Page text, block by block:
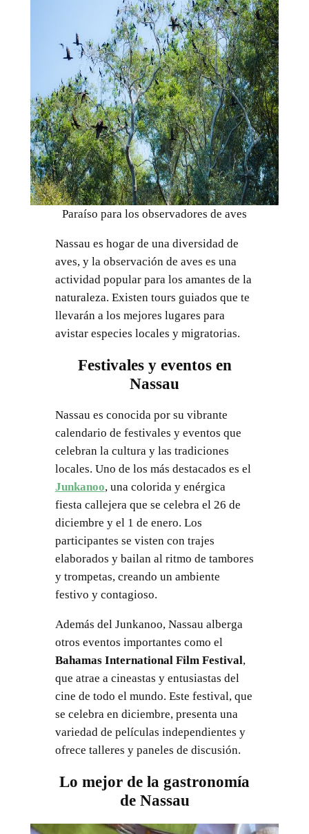
Paraíso para los observadores de aves
Nassau es hogar de una diversidad de
aves, y la observación de aves es una
actividad popular para los amantes de la
naturaleza. Existen tours guiados que te
llevarán a los mejores lugares para
avistar especies locales y migratorias.
Festivales y eventos en
Nassau
Nassau es conocida por su vibrante
calendario de festivales y eventos que
celebran la cultura y las tradiciones
locales. Uno de los más destacados es el
Junkanoo, una colorida y enérgica
fiesta callejera que se celebra el 26 de
diciembre y el 1 de enero. Los
participantes se visten con trajes
elaborados y bailan al ritmo de tambores
y trompetas, creando un ambiente
festivo y contagioso.
Además del Junkanoo, Nassau alberga
otros eventos importantes como el
Bahamas International Film Festival,
que atrae a cineastas y entusiastas del
cine de todo el mundo. Este festival, que
se celebra en diciembre, presenta una
variedad de películas independientes y
ofrece talleres y paneles de discusión.
Lo mejor de la gastronomía
de Nassau